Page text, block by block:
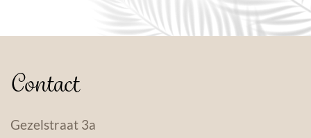
Contact
Gezelstraat 3a